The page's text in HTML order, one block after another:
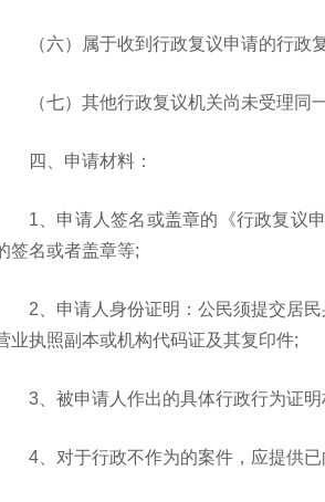
（六）属于收到行政复议申请的行政复
（七）其他行政复议机关尚未受理同一
四、申请材料：
1、申请人签名或盖章的《行政复议申
签名或者盖章等;
2、申请人身份证明：公民须提交居民
业执照副本或机构代码证及其复印件;
3、被申请人作出的具体行政行为证明
4、对于行政不作为的案件，应提供已